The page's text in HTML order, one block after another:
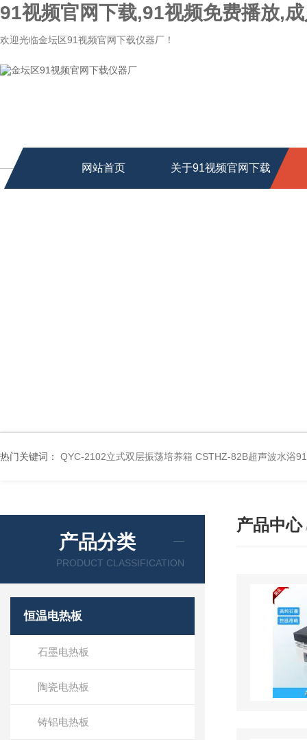
91视频官网下载,91视频免费播放,
欢迎光临金坛区91视频官网下载仪器厂！
网站首页 关于91视频官网下载
热门关键词： QYC-2102立式双层振荡培养箱 CSTHZ-82B超声波水浴
产品分类
PRODUCT CLASSIFICATION
恒温电热板
石墨电热板
陶瓷电热板
铸铝电热板
产品中心